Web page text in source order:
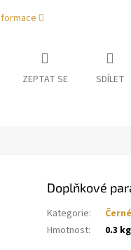
ZEPTAT SE SDÍLET
Doplňkové
Kategorie:
Hmotnost: 0.3 kg